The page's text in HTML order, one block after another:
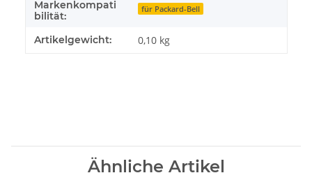
Markenkompati
bilität:
für Packard-Bell
Artikelgewicht: 0,10 kg
Ähnliche Artikel